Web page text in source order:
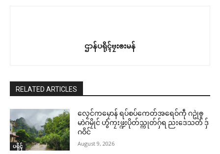
ဌာန်ပရိုၚ်ဗၠးၜးမန်
RELATED ARTICLES
ပရိုၚ်
လၟေင်ကမၠောန် ရပ်စပ်ကေတ်အရေဝ်ကဵု ဂဥုဲၜူ
မာဲဂမၠိုင် ဟွံကၠးဖ္ဍးပိုတ်သ္ကုတ်ဂှ်ရ ညးဒေသတံ ဒှ်
ဂဝိင်
August 9, 2026